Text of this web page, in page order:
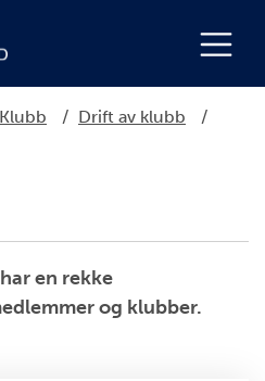
Klubb / Drift av klubb /
en rekke
og klubber.